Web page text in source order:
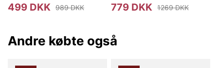
499 DKK 989 DKK 779 DKK 1269 DKK
Andre købte også